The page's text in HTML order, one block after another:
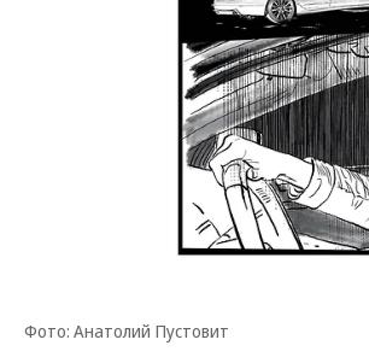
Фото: Анатолий Пустовит